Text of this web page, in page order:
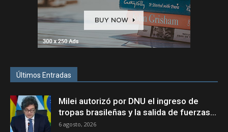
Últimos Entradas
Milei autorizó por DNU el ingreso de
tropas brasileñas y la salida de fuerzas...
6 agosto, 2026